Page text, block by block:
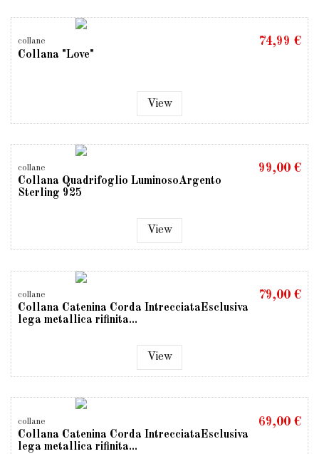
collane
Collana "Love"
74,99 €
View
collane
Collana Quadrifoglio LuminosoArgento
Sterling 925
99,00 €
View
collane
Collana Catenina Corda IntrecciataEsclusiva
lega metallica rifinita...
79,00 €
View
collane
Collana Catenina Corda IntrecciataEsclusiva
lega metallica rifinita...
69,00 €